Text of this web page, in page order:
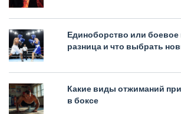
Единоборство или боевое
разница и что выбрать
Какие виды отжиманий
в боксе